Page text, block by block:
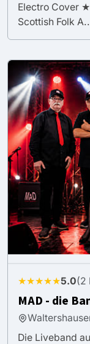
Electro Cover ★
Scottish Folk
★★★★★5.0(2
MAD - die
Die Liveband